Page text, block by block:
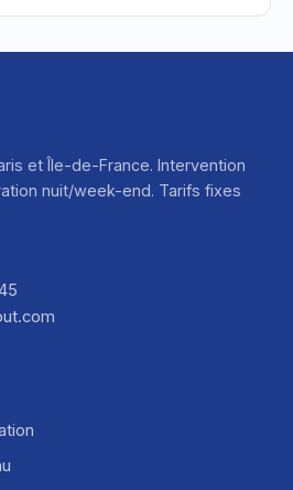
et Île-de-France. Intervention
nuit/week-end. Tarifs fixes